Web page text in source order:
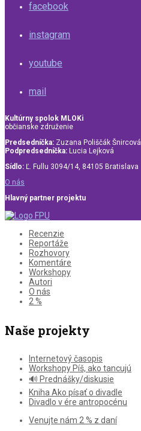
facebook
instagram
youtube
mail
Kultúrny spolok MLOKi
občianske združenie
Predsedníčka: Zuzana Poliščák Šnircová
Podpredsedníčka: Lucia Lejková
Sídlo: Ľ. Fullu 3094/14, 84105 Bratislava
O nás
Hlavný partner projektu
Recenzie
Reportáže
Rozhovory
Komentáre
Workshopy
Autori
O nás
2 %
Naše projekty
Internetový časopis
Workshopy Píš, ako tancujú
🔊 Prednášky/diskusie
Kniha Ako písať o divadle
Divadlo v ére antropocénu
Venujte nám 2 % z daní